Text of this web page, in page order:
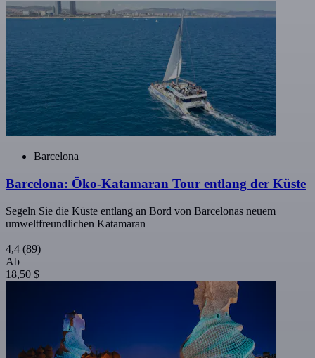
Barcelona
Barcelona: Öko-Katamaran Tour entlang der Küste
Segeln Sie die Küste entlang an Bord von Barcelonas neuem
umweltfreundlichen Katamaran
4,4 (89)
Ab
18,50 $